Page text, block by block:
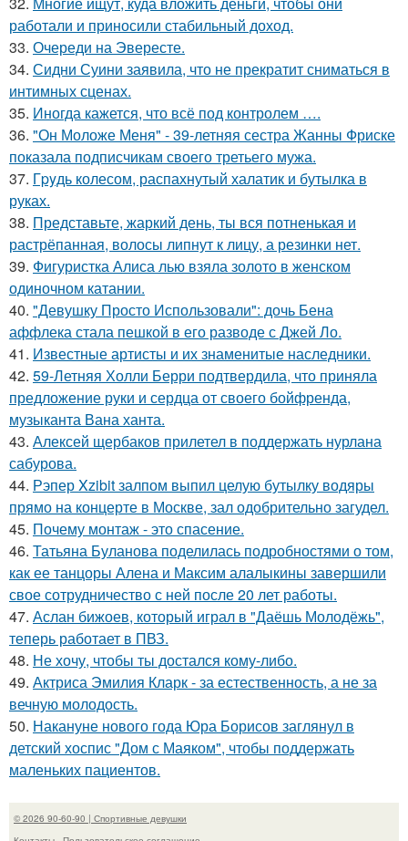
работали и приносили стабильный доход.
33. Очереди на Эвересте.
34. Сидни Суини заявила, что не прекратит сниматься в
интимных сценах.
35. Иногда кажется, что всё под контролем ….
36. "Он Моложе Меня" - 39-летняя сестра Жанны Фриске
показала подписчикам своего третьего мужа.
37. Гpyдь колесом, распахнутый халатик и бутылка в
руках.
38. Представьте, жаркий день, ты вся потненькая и
растрёпанная, волосы липнут к лицу, а резинки нет.
39. Фигуристка Алиса лью взяла золото в женском
одиночном катании.
40. "Девушку Просто Использовали": дочь Бена
аффлека стала пешкой в его разводе с Джей Ло.
41. Известные артисты и их знаменитые наследники.
42. 59-Летняя Холли Берри подтвердила, что приняла
предложение руки и сердца от своего бойфренда,
музыканта Вана ханта.
43. Алексей щербаков прилетел в поддержать нурлана
сабурова.
44. Рэпер Xzibit залпом выпил целую бутылку водяры
прямо на концерте в Москве, зал одобрительно загудел.
45. Почему монтаж - это спасение.
46. Татьяна Буланова поделилась подробностями о том,
как ее танцоры Алена и Максим алалыкины завершили
свое сотрудничество с ней после 20 лет работы.
47. Аслан бижоев, который играл в "Даёшь Молодёжь",
теперь работает в ПВЗ.
48. Не хочу, чтобы ты достался кому-либо.
49. Актриса Эмилия Кларк - за естественность, а не за
вечную молодость.
50. Накануне нового года Юра Борисов заглянул в
детский хоспис "Дом с Маяком", чтобы поддержать
маленьких пациентов.
© 2026 90-60-90 | Спортивные девушки